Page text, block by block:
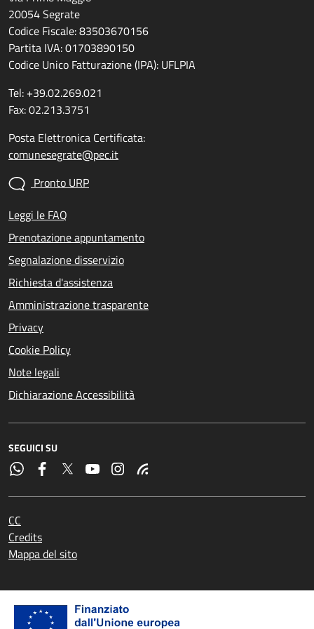
20054 Segrate
Codice Fiscale: 83503670156
Partita IVA: 01703890150
Codice Unico Fatturazione (IPA): UFLPIA
Tel: +39.02.269.021
Fax: 02.213.3751
Posta Elettronica Certificata:
comunesegrate@pec.it
Pronto URP
Leggi le FAQ
Prenotazione appuntamento
Segnalazione disservizio
Richiesta d'assistenza
Amministrazione trasparente
Privacy
Cookie Policy
Note legali
Dichiarazione Accessibilità
SEGUICI SU
CC
Credits
Mappa del sito